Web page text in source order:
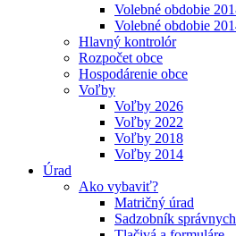
Volebné obdobie
Volebné obdobie
Hlavný kontrolór
Rozpočet obce
Hospodárenie obce
Voľby
Voľby 2026
Voľby 2022
Voľby 2018
Voľby 2014
Úrad
Ako vybaviť?
Matričný úrad
Sadzobník